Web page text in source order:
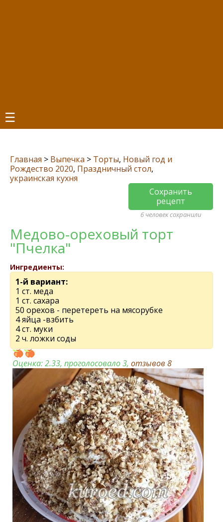
☰
Главная > Выпечка > Торты, Новый год и
Рождество 2020, Праздничный стол,
украинская кухня
Сохранить
рецепт
6 человек сохранили
Медово-ореховый торт
"Пчелка"
Ингредиенты:
1-й вариант:
1 ст. меда
1 ст. сахара
50 орехов - перетереть на мясорубке
4 яйца -взбить
4 ст. муки
2 ч. ложки соды
Оценка:2.33, проголосовало 3, отзывов 8